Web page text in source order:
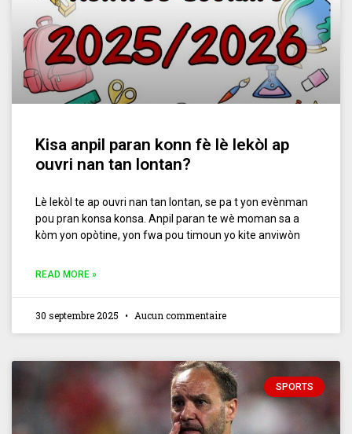
Kisa anpil paran konn fè lè lekòl ap
ouvri nan tan lontan?
Lè lekòl te ap ouvri nan tan lontan, se pa t yon evènman
pou pran konsa konsa. Anpil paran te wè moman sa a
kòm yon opòtine, yon fwa pou timoun yo kite anviwòn
READ MORE »
30 septembre 2025 Aucun commentaire
SPORTS